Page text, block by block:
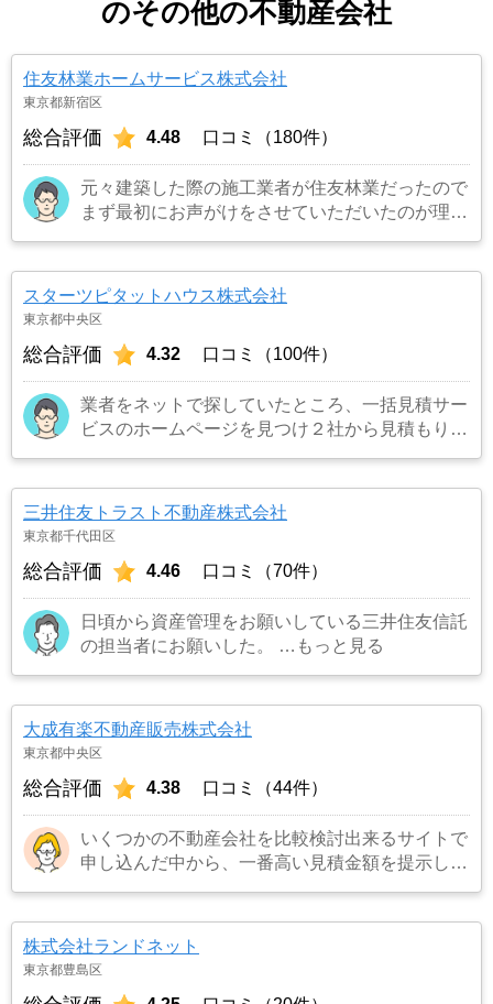
のその他の不動産会社
住友林業ホームサービス株式会社
東京都新宿区
総合評価 4.48 口コミ（180件）
元々建築した際の施工業者が住友林業だったので
まず最初にお声がけをさせていただいたのが理由
スターツピタットハウス株式会社
東京都中央区
総合評価 4.32 口コミ（100件）
業者をネットで探していたところ、一括見積サー
ビスのホームページを見つけ２社から見積もりを
者がいると連絡を受け売却が決まったため。
もっと見る
三井住友トラスト不動産株式会社
東京都千代田区
総合評価 4.46 口コミ（70件）
日頃から資産管理をお願いしている三井住友信託
の担当者にお願いした。
…もっと見る
大成有楽不動産販売株式会社
東京都中央区
総合評価 4.38 口コミ（44件）
いくつかの不動産会社を比較検討出来るサイトで
申し込んだ中から、一番高い見積金額を提示して
株式会社ランドネット
東京都豊島区